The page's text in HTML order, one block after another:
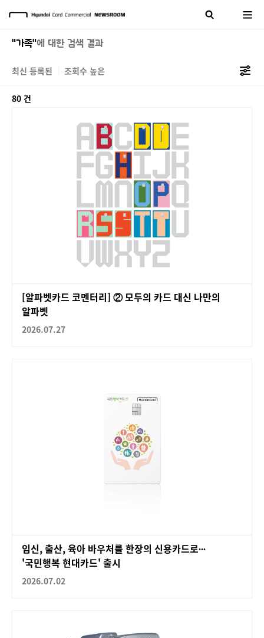
"가족"에 대한 검색 결과
최신 등록된 조회수 높은
80 건
[알파벳카드 코멘터리] ② 모두의 카드 대신 나만의
알파벳
2026.07.27
임신, 출산, 육아 바우처를 한장의 신용카드로∙∙∙
'국민행복 현대카드' 출시
2026.07.02